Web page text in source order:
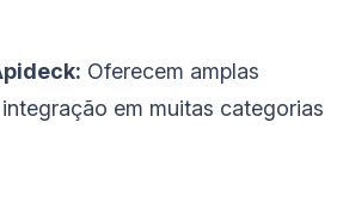
Oferecem amplas
em muitas categorias